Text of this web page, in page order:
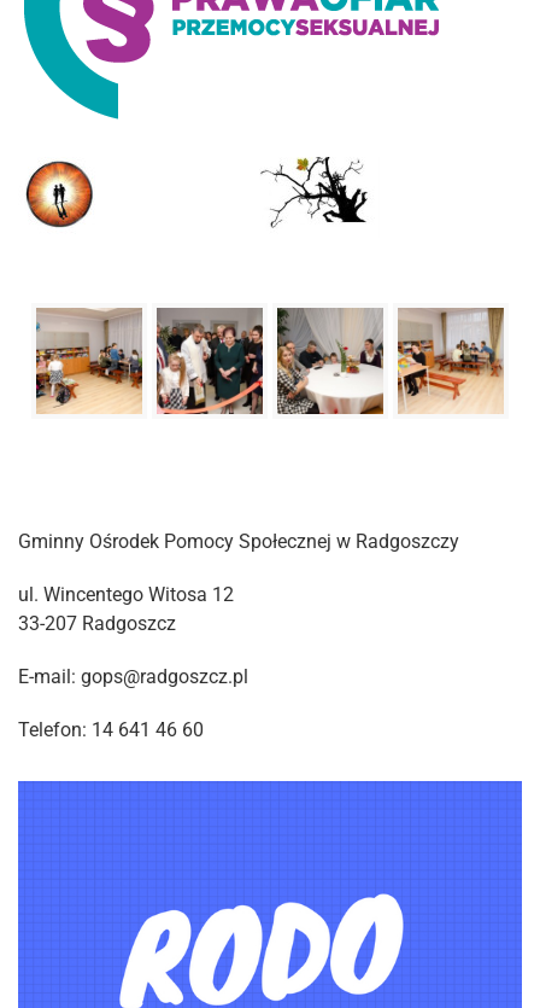
Gminny Ośrodek Pomocy Społecznej w Radgoszczy
ul. Wincentego Witosa 12
33-207 Radgoszcz
E-mail: gops@radgoszcz.pl
Telefon: 14 641 46 60